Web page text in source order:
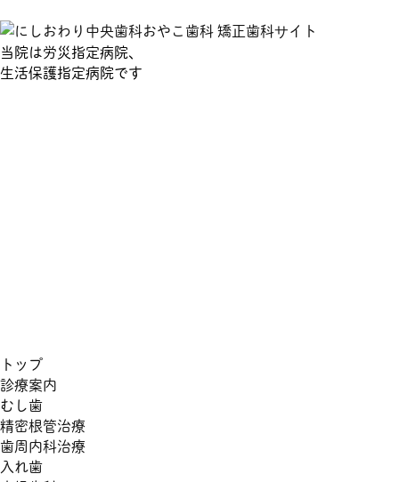
当院は労災指定病院、
生活保護指定病院です
トップ
診療案内
むし歯
精密根管治療
歯周内科治療
入れ歯